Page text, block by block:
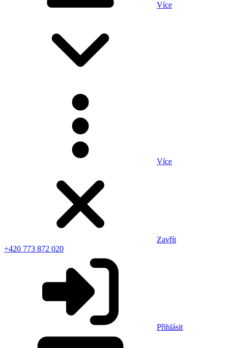
Více
Více
Zavřít
+420 773 872 020
Přihlásit